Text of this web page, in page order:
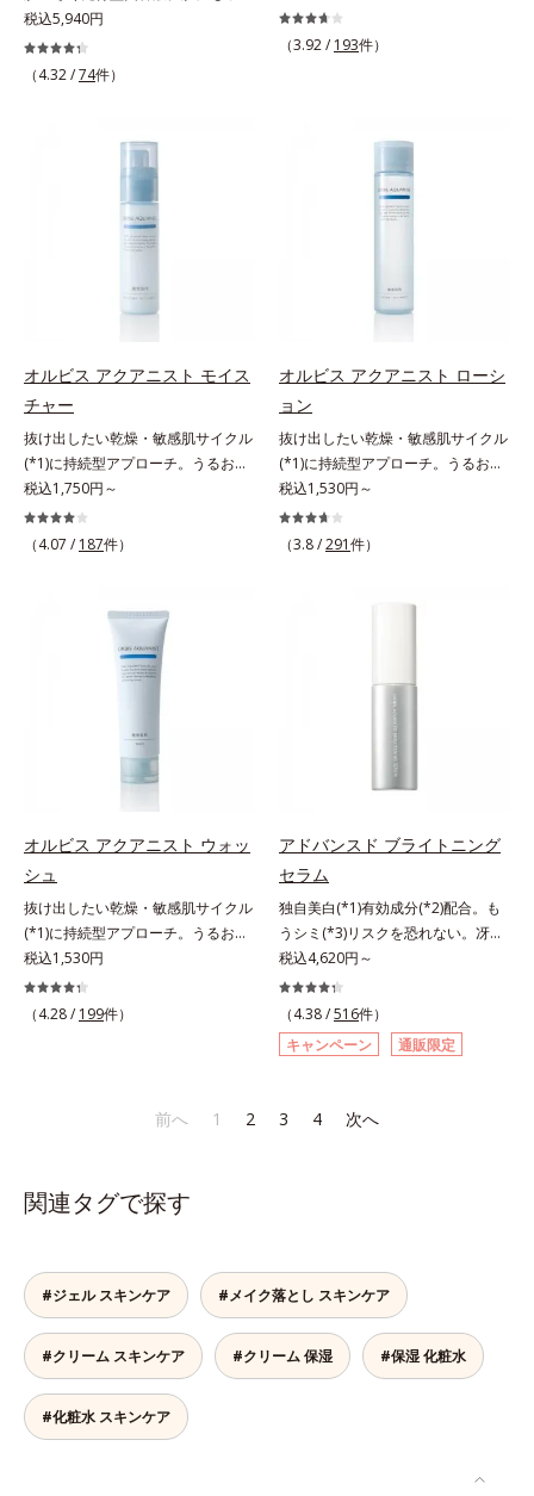
(*2)するスキンコンディショニング
セラム設計(*3)を採用。肌に触れた
瞬間、保湿成分が浸透しうるおいを
で、“つるん”とした光のヴェールを
まとったような仕上がりに。*1 ス
ン、酸化鉄、ステアロイルグルタミ
ン酸2Na）配合＝自然な仕上がりで
で*3 肌のキメを整え、粉体を密着
させる設計のこと
にも、いいことを——。
「CLEANENCE（クリーンエン
ス）」が目指すのは、まっさらな素
されるはずだった原料や資源を「ア
ップサイクル（そのまま再利用する
めるような加工を行う）」。不要と
されるものを生まれ変わらせて新し
力でまっさらな素肌へと導くクリー
ンビューティブランドです。
税込5,940円
（4.32 /74件）
う⼤⼈世代に寄り添うブランドで
す。年齢印象研究に基づいた肌サイ
スタイルになじむ、若々しい印象(*)
リを与え若々しい印象
（3.92 / 193件）
オルビス アクアニスト モイス
チャー
抜け出したい乾燥・敏感肌サイクル
(*1)に持続型アプローチ。うるおい
を追求した敏感肌用保湿スキンケア
(*2)。うるおいを逃し、刺激を受け
やすい角層の“乾燥敏感スランプ
望の敏感肌用保湿スキンケアライン
「オルビス アクアニスト」。乾燥
敏感スランプの原因にアプローチす
る持続型トリプルアミノ酸(*4)を配
異物として排出されにくく、肌にと
どまってうるおいを蓄えてくれま
す。刺激を受けやすくなった角層を
うるおいで満たし、脱・敏感肌を目
指します。無油分・無着色・無香
不使用(*5)・パラベンフリー、6つ
のフリー処方で徹底的に肌に寄り添
います。*1 乾燥と敏感をくり返す
こと*2 敏感肌対象連用テスト済
（すべての方のお肌に合うというこ
とではありません）*3 乾燥して敏
へ導く保湿成分、植物由来アミノ酸
物由来アミノ酸（エクトイン）配合
＝乱れた角層にうるおいを与え、肌
（脂性肌～普通肌）RM＝しっとり
高保湿タイプ（普通肌～超乾性肌）
税込1,750円～
（4.07 / 187件）
オルビス アクアニスト ローシ
ョン
抜け出したい乾燥・敏感肌サイクル
(*1)に持続型アプローチ。うるおい
を追求した敏感肌用保湿スキンケア
(*2)。うるおいを逃し、刺激を受け
やすい角層の“乾燥敏感スランプ
る持続型トリプルアミノ酸(*4)を配
合。もともと体内にあるアミノ酸は
異物として排出されにくく、肌にと
どまってうるおいを蓄えてくれま
す。刺激を受けやすくなった角層を
指します。無油分・無着色・無香
不使用(*5)・パラベンフリー、6つ
のフリー処方で徹底的に肌に寄り添
います。*1 乾燥と敏感をくり返す
こと*2 敏感肌対象連用テスト済
（すべての方のお肌に合うというこ
とではありません）*3 乾燥して敏
感に感じやすい状態のこと*4 発酵
へ導く保湿成分、植物由来アミノ酸
（脂性肌～普通肌）RM＝しっとり
高保湿タイプ（普通肌～超乾性肌）
税込1,530円～
（3.8 /291件）
オルビス アクアニスト ウォッ
シュ
抜け出したい乾燥・敏感肌サイクル
(*1)に持続型アプローチ。うるおい
を追求した敏感肌用保湿スキンケア
(*2)。うるおいを逃し、刺激を受け
やすい角層の“乾燥敏感スランプ
「オルビス アクアニスト」。乾燥
敏感スランプの原因にアプローチす
異物として排出されにくく、肌にと
うるおいで満たし、脱・敏感肌を目
指します。無油分・無着色・無香
料・アルコールフリー・パラベンフ
リーで、徹底的に肌に寄り添いま
す。*1 乾燥と敏感をくり返すこと
*2 敏感肌対象連用テスト済（すべ
ての方のお肌に合うということでは
税込1,530円
（4.28 / 199件）
アドバンスド ブライトニング
セラム
独自美白(*1)有効成分(*2)配合。も
うシミ(*3)リスクを恐れない。冴え
わたる透明美肌(*4)へ。先端肌科学
が導く、透明感あふれる輝き(*4)
へ。今の自分の肌も未来の肌もあき
らめない、自分史上最高の冴えわた
る透明美肌(*4)を目指すには、美肌
ミを予防するお手入れを続けること
が大切だと考えました。そこで、ポ
と排出サポート(*5)の2ステップで
メラニンの蓄積を抑え、シミ・ソバ
カスを防ぎます。さらに、「アルテ
アネスレ(*6)」を配合し、うるおい
に満ちた自分本来の澄み渡るような
ばやくなじみ、毎日の美白ケアを楽
税込4,620円～
（4.38 /516件）
キャンペーン
通販限定
前へ 1 2 3 4 次へ
関連タグで探す
#ジェル スキンケア #メイク落とし スキンケア
#クリーム スキンケア #クリーム 保湿 #保湿 化粧水
#化粧水 スキンケア